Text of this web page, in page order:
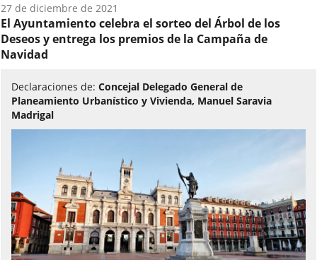
Fecha
del
audio:
27 de diciembre de 2021
El Ayuntamiento celebra el sorteo del Árbol de los
Deseos y entrega los premios de la Campaña de
Navidad
Declaraciones de: Concejal Delegado General de
Planeamiento Urbanístico y Vivienda, Manuel Saravia
Madrigal